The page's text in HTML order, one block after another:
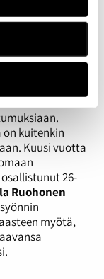
ja vastaavat
ovat
nuoria
on kuitenkin
Kuusi vuotta
26-
Ruohonen
myötä,